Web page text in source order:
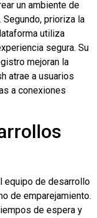
un ambiente de
prioriza la
utiliza
segura. Su
mejoran la
atrae a usuarios
a conexiones
equipo de desarrollo
de emparejamiento.
de espera y